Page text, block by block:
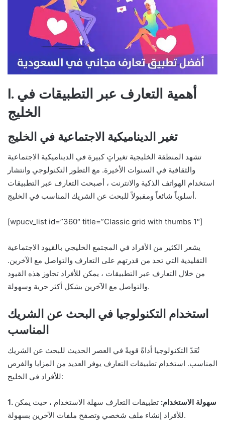
I. أهمية التعارف عبر التطبيقات في
الخليج
تغير الديناميكية الاجتماعية في الخليج
تشهد المنطقة الخليجية تغيراتٍ كبيرة في الديناميكية الاجتماعية
والثقافية في السنوات الأخيرة. مع التطور التكنولوجي وانتشار
استخدام الهواتف الذكية والانترنت ، أصبحت التعارف عبر التطبيقات
أسلوباً شائعاً ومقبولاً للبحث عن الشريك المناسب في الخليج.
[wpucv_list id=”360″ title=”Classic grid with thumbs 1″]
يشعر الكثير من الأفراد في المجتمع الخليجي بالقيود الاجتماعية
التقليدية التي تحد من قدرتهم على التعارف والتواصل مع الآخرين.
من خلال التعارف عبر التطبيقات ، يمكن للأفراد تجاوز هذه القيود
والتواصل مع الآخرين بشكل أكثر حرية وسهولة.
استخدام التكنولوجيا في البحث عن الشريك
المناسب
تُعَدّ التكنولوجيا أداةً قويةً في العصر الحديث للبحث عن الشريك
المناسب. استخدام تطبيقات التعارف يوفر العديد من المزايا والفرص
للأفراد في الخليج:
1. سهولة الاستخدام: تطبيقات التعارف سهلة الاستخدام ، حيث يمكن
للأفراد إنشاء ملف شخصي وتصفح ملفات الآخرين بسهولة.